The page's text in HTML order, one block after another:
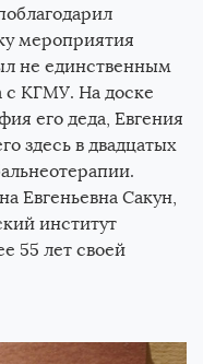
мероприятия
не единственным
с КГМУ. На доске
его деда, Евгения
здесь в двадцатых
Евгеньевна Сакун,
институт
55 лет своей